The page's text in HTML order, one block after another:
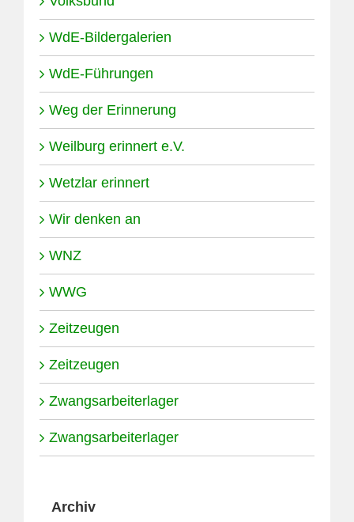
WdE-Bildergalerien
WdE-Führungen
Weg der Erinnerung
Weilburg erinnert e.V.
Wetzlar erinnert
Wir denken an
WNZ
WWG
Zeitzeugen
Zeitzeugen
Zwangsarbeiterlager
Zwangsarbeiterlager
Archiv